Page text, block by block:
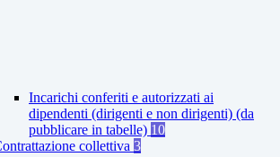
Incarichi conferiti e autorizzati ai
dipendenti (dirigenti e non dirigenti) (da
pubblicare in tabelle) 10
collettiva 3